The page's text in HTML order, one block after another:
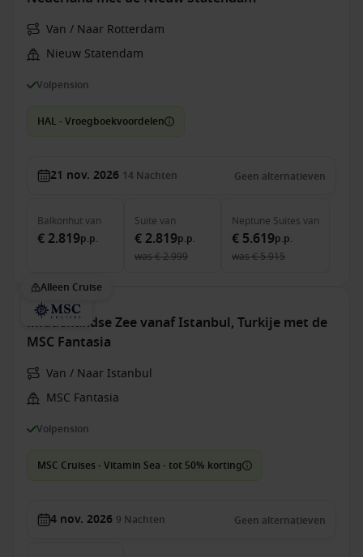
Van / Naar Rotterdam
Nieuw Statendam
Volpension
HAL - Vroegboekvoordelen
21 nov. 2026 14 Nachten Geen alternatieven
Balkonhutvan
€ 2.819p.p.
Suite van
€ 2.819p.p.
was€ 2.999
Neptune Suites van
€ 5.619p.p.
was€ 5.915
Alleen Cruise
Middellandse Zee vanaf Istanbul, Turkije met de
MSC Fantasia
Van / Naar Istanbul
MSC Fantasia
Volpension
MSC Cruises - Vitamin Sea - tot 50% korting
4 nov. 2026 9 Nachten Geen alternatieven